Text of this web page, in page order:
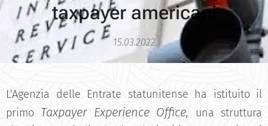
taxpayer americani
15.03.2022
L'Agenzia delle Entrate statunitense ha istituito il
primo Taxpayer Experience Office, una struttura